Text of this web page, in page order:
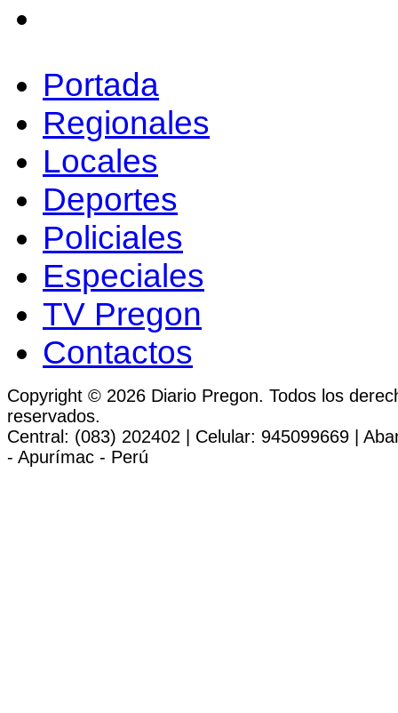
Portada
Regionales
Locales
Deportes
Policiales
Especiales
TV Pregon
Contactos
Copyright © 2026 Diario Pregon. Todos los
reservados.
Central: (083) 202402 | Celular: 945099669 |
- Apurímac - Perú